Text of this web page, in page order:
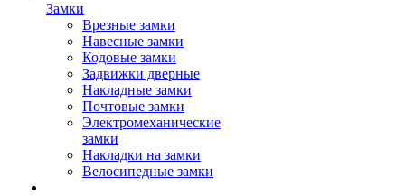
Замки
Врезные замки
Навесные замки
Кодовые замки
Задвижки дверные
Накладные замки
Почтовые замки
Электромеханические
замки
Накладки на замки
Велосипедные замки